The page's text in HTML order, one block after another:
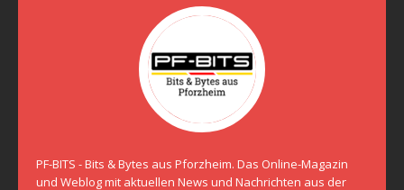
PF-BITS - Bits & Bytes aus Pforzheim. Das Online-Magazin
und Weblog mit aktuellen News und Nachrichten aus der